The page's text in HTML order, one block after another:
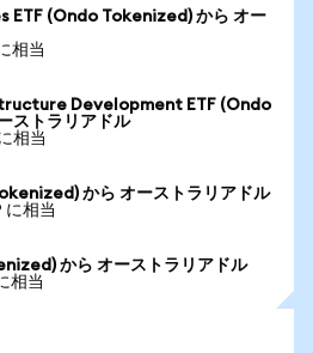
ETF (Ondo Tokenized) から オー
相当
Development ETF (Ondo
ストラリアドル
相当
から オーストラリアドル
に相当
から オーストラリアドル
相当